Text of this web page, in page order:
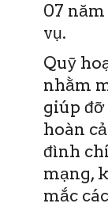
07
vụ.
Quỹ
nhằm
giúp đỡ
hoàn
đình
mạng,
mắc